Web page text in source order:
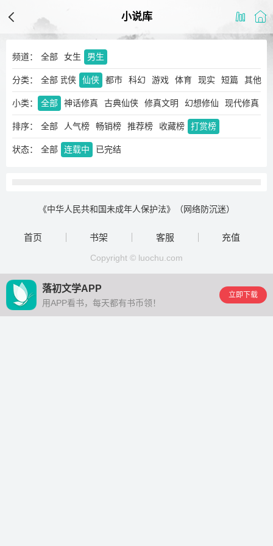
小说库
频道： 全部 女生 男生
分类： 全部
玄幻 奇幻 武侠 仙侠 都市 科幻 游戏 体育 现实 短篇 其他
小类： 全部 神话修真 古典仙侠 修真文明 幻想修仙 现代修真
排序： 全部 人气榜 畅销榜 推荐榜 收藏榜 打赏榜
状态： 全部 连载中 已完结
《中华人民共和国未成年人保护法》（网络防沉迷）
首页 书架 客服 充值
Copyright © luochu.com
落初文学APP
用APP看书，每天都有书币领！
立即下载